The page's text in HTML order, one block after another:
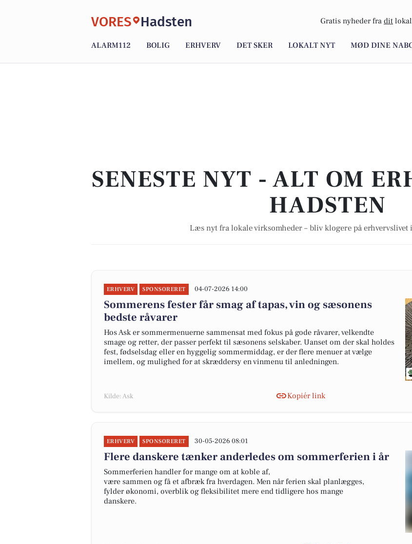
VORES Hadsten Gratis nyheder fra dit
ALARM112 BOLIG ERHVERV DET SKER LOKALT NYT MØD DINE
SENESTE NYT - ALT OM
HADSTEN
Læs nyt fra lokale virksomheder – bliv klogere på erhvervslivet
ERHVERV SPONSORERET 04-07-2026 14:00
Sommerens fester får smag af tapas, vin og sæsonens
bedste råvarer
Hos Ask er sommermenuerne sammensat med fokus på gode råvarer, velkendte
smage og retter, der passer perfekt til sæsonens selskaber. Uanset om der skal holdes
fest, fødselsdag eller en hyggelig sommermiddag, er der flere menuer at vælge
imellem, og mulighed for at skræddersy en vinmenu til anledningen.
Kilde: Ask Kopiér link
ERHVERV SPONSORERET 30-05-2026 08:01
Flere danskere tænker anderledes om sommerferien i år
Sommerferien handler for mange om at koble af,
være sammen og få et afbræk fra hverdagen. Men når ferien skal planlægges,
fylder økonomi, overblik og fleksibilitet mere end tidligere hos mange
danskere.